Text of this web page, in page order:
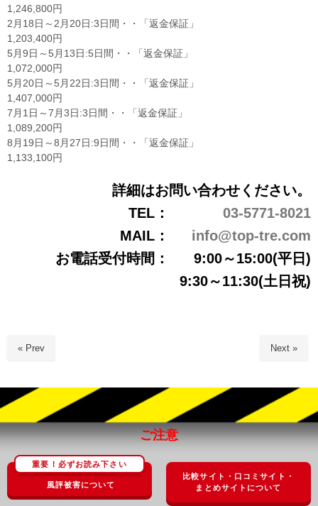
1,246,800円
2月18日～2月20日:3日間・・「返金保証」
1,203,400円
5月9日～5月13日:5日間・・「返金保証」
1,072,000円
5月20日～5月22日:3日間・・「返金保証」
1,407,000円
7月1日～7月3日:3日間・・「返金保証」
1,089,200円
8月19日～8月27日:9日間・・「返金保証」
1,133,100円
詳細はお問い合わせください。
TEL：
03-5771-8021
MAIL：
info@top-tre.com
お電話受付時間：
9:00～15:00(平日)
9:30～11:30(土日祝)
« Prev Next »
ご注意
重要！必ずお読み下さい
風評被害について
比較サイト・口コミサイト・
まとめサイトについて